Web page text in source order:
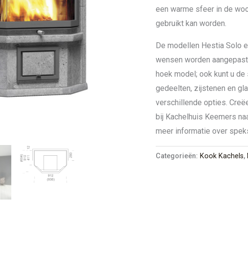
een warme sfeer in de
gebruikt kan worden.
De modellen Hestia Solo
wensen worden
hoek model; ook kunt u
gedeelten, zijstenen en
verschillende opties.
bij Kachelhuis Keemers
meer informatie over
Categorieën: Kook Kachels,